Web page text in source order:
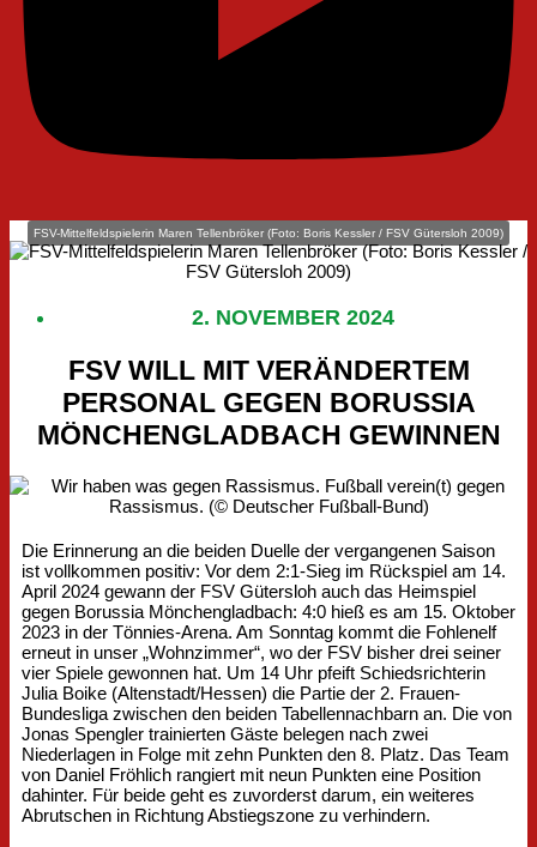
FSV-Mittelfeldspielerin Maren Tellenbröker (Foto: Boris Kessler / FSV Gütersloh 2009)
2. NOVEMBER 2024
FSV WILL MIT VERÄNDERTEM
PERSONAL GEGEN BORUSSIA
MÖNCHENGLADBACH GEWINNEN
Die Erinnerung an die beiden Duelle der vergangenen Saison
ist vollkommen positiv: Vor dem 2:1-Sieg im Rückspiel am 14.
April 2024 gewann der FSV Gütersloh auch das Heimspiel
gegen Borussia Mönchengladbach: 4:0 hieß es am 15. Oktober
2023 in der Tönnies-Arena. Am Sonntag kommt die Fohlenelf
erneut in unser „Wohnzimmer“, wo der FSV bisher drei seiner
vier Spiele gewonnen hat. Um 14 Uhr pfeift Schiedsrichterin
Julia Boike (Altenstadt/Hessen) die Partie der 2. Frauen-
Bundesliga zwischen den beiden Tabellennachbarn an. Die von
Jonas Spengler trainierten Gäste belegen nach zwei
Niederlagen in Folge mit zehn Punkten den 8. Platz. Das Team
von Daniel Fröhlich rangiert mit neun Punkten eine Position
dahinter. Für beide geht es zuvorderst darum, ein weiteres
Abrutschen in Richtung Abstiegszone zu verhindern.